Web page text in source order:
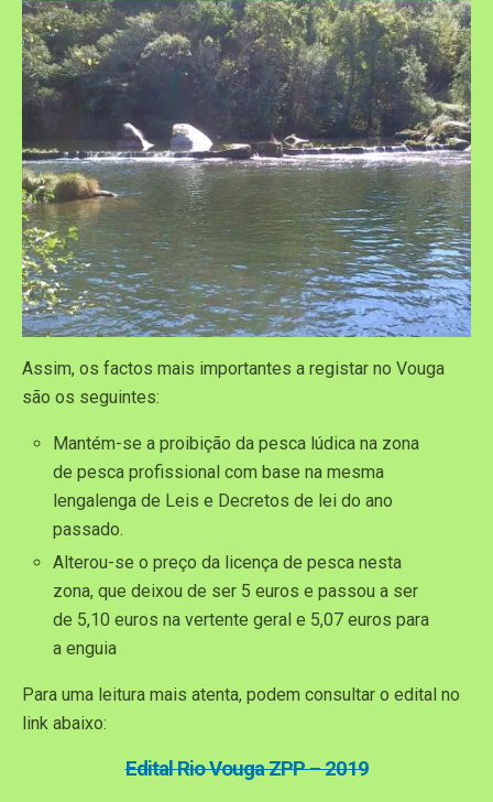
Assim, os factos mais importantes a registar no Vouga
são os seguintes:
Mantém-se a proibição da pesca lúdica na zona
de pesca profissional com base na mesma
lengalenga de Leis e Decretos de lei do ano
passado.
Alterou-se o preço da licença de pesca nesta
zona, que deixou de ser 5 euros e passou a ser
de 5,10 euros na vertente geral e 5,07 euros para
a enguia
Para uma leitura mais atenta, podem consultar o edital no
link abaixo:
Edital Rio Vouga ZPP – 2019